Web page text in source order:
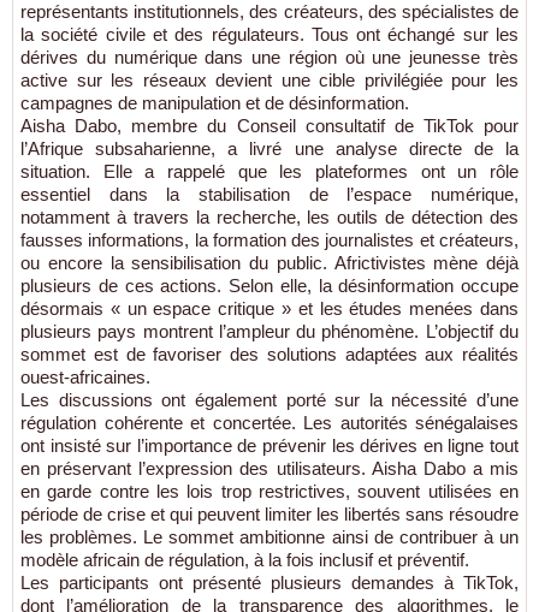
représentants institutionnels, des créateurs, des spécialistes de
la société civile et des régulateurs. Tous ont échangé sur les
dérives du numérique dans une région où une jeunesse très
active sur les réseaux devient une cible privilégiée pour les
campagnes de manipulation et de désinformation.
Aisha Dabo, membre du Conseil consultatif de TikTok pour
l’Afrique subsaharienne, a livré une analyse directe de la
situation. Elle a rappelé que les plateformes ont un rôle
essentiel dans la stabilisation de l’espace numérique,
notamment à travers la recherche, les outils de détection des
fausses informations, la formation des journalistes et créateurs,
ou encore la sensibilisation du public. Africtivistes mène déjà
plusieurs de ces actions. Selon elle, la désinformation occupe
désormais « un espace critique » et les études menées dans
plusieurs pays montrent l’ampleur du phénomène. L’objectif du
sommet est de favoriser des solutions adaptées aux réalités
ouest-africaines.
Les discussions ont également porté sur la nécessité d’une
régulation cohérente et concertée. Les autorités sénégalaises
ont insisté sur l’importance de prévenir les dérives en ligne tout
en préservant l’expression des utilisateurs. Aisha Dabo a mis
en garde contre les lois trop restrictives, souvent utilisées en
période de crise et qui peuvent limiter les libertés sans résoudre
les problèmes. Le sommet ambitionne ainsi de contribuer à un
modèle africain de régulation, à la fois inclusif et préventif.
Les participants ont présenté plusieurs demandes à TikTok,
dont l’amélioration de la transparence des algorithmes, le